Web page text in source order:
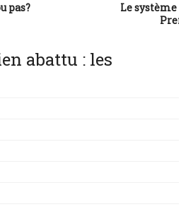
pas?
Le système
abattu : les